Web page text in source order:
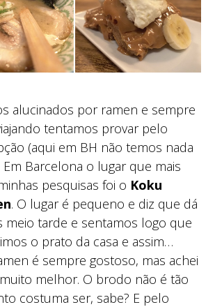
alucinados por ramen e sempre
tentamos provar pelo
(aqui em BH não temos nada
Em Barcelona o lugar que mais
pesquisas foi o Koku
. O lugar é pequeno e diz que dá
meio tarde e sentamos logo que
o prato da casa e assim…
é sempre gostoso, mas achei
melhor. O brodo não é tão
costuma ser, sabe? E pelo